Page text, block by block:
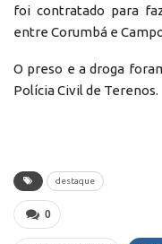
foi contratado para
entre Corumbá e
O preso e a droga
Polícia Civil de Terenos.
destaque
0